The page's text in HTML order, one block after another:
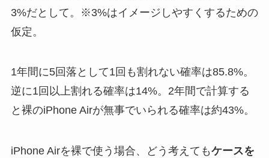
3%だとして。※3%はイメージしやすくするための
仮定。
1年間に5回落として1回も割れない確率は85.8%。
逆に1回以上割れる確率は14%。2年間で計算する
と裸のiPhone Airが無事でいられる確率は約43%。
iPhone Airを裸で使う場合、どう考えてもケースを